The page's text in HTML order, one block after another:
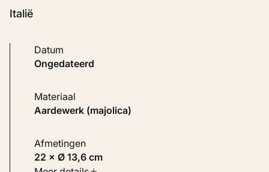
Italië
Datum
ongedateerd
Materiaal
Aardewerk (majolica)
Afmetingen
22 × Ø 13,6 cm